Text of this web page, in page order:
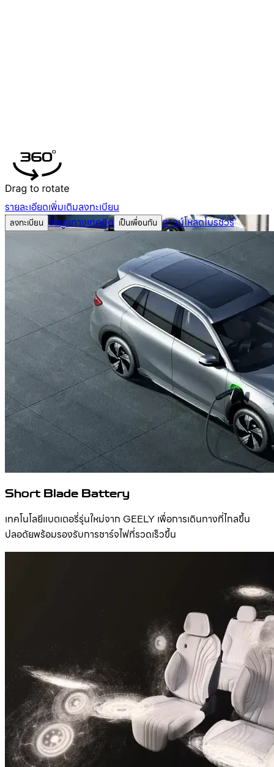
รายละเอียดเพิ่มเติมลงทะเบียน
ลงทะเบียน ข้อมูลทางเทคนิค เป็นเพื่อนกัน ดาวน์โหลดโบรชัวร์
Short Blade Battery
เทคโนโลยีแบตเตอรี่รุ่นใหม่จาก GEELY เพื่อการเดินทางที่ไกลขึ้น
ปลอดัยพร้อมรองรับการชาร์จไฟที่รวดเร็วขึ้น